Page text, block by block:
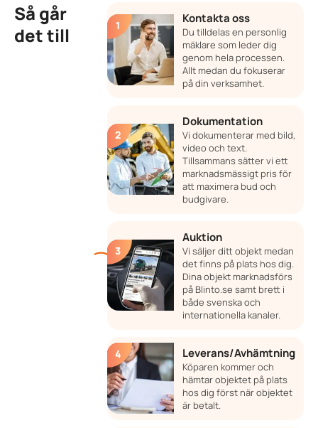
Så går
det till
Kontakta oss
Du tilldelas en personlig
mäklare som leder dig
genom hela processen.
Allt medan du fokuserar
på din verksamhet.
Dokumentation
Vi dokumenterar med bild,
video och text.
Tillsammans sätter vi ett
marknadsmässigt pris för
att maximera bud och
budgivare.
Auktion
Vi säljer ditt objekt medan
det finns på plats hos dig.
Dina objekt marknadsförs
på Blinto.se samt brett i
både svenska och
internationella kanaler.
Leverans/Avhämtning
Köparen kommer och
hämtar objektet på plats
hos dig först när objektet
är betalt.